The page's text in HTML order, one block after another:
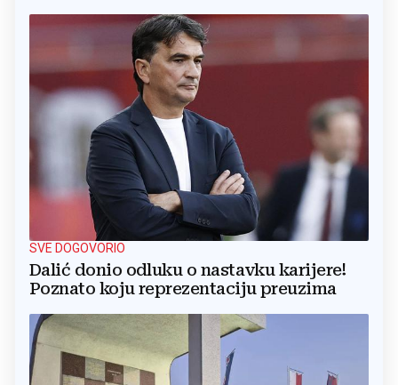
SVE DOGOVORIO
Dalić donio odluku o nastavku karijere!
Poznato koju reprezentaciju preuzima